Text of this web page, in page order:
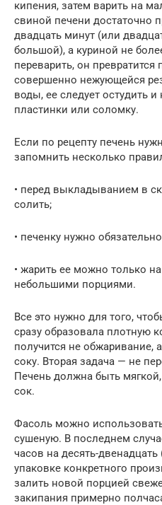
кипения, затем варить на
свиной печени достаточно
двадцать минут (или
большой), а куриной не
переварить, он превратится
совершенно нежующейся
воды, ее следует остудить и
пластинки или соломку.
Если по рецепту печень
запомнить несколько
• перед выкладыванием в
солить;
• печенку нужно
• жарить ее можно только
небольшими порциями.
Все это нужно для того,
сразу образовала плотную
получится не обжаривание,
соку. Вторая задача — не
Печень должна быть
сок.
Фасоль можно
сушеную. В последнем
часов на десять-
упаковке конкретного
залить новой порцией
закипания примерно